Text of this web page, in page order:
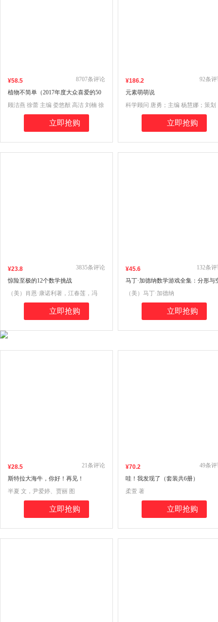
¥58.5
植物不简单（2017年度大众喜爱的50
种图书奖）
8707条评论
顾洁燕 徐蕾 主编 娄悠猷 高洁 刘楠 徐
缘婧 文字
立即抢购
¥186.2
元素萌萌说
92条
科学顾问 唐勇；主编 杨慧娜；策划
王昊阳 罗瑞敏 林芙蓉；编绘 索石文
立即抢购
¥23.8
惊险至极的12个数学挑战
3835条评论
（美）肖恩·康诺利著，江春莲，冯
琳，鲁磊译
立即抢购
¥45.6
马丁·加德纳数学游戏全集：分形与
当接龙
132条
（美）马丁·加德纳
立即抢购
¥28.5
斯特拉大海牛，你好！再见！
21条评论
半夏 文，尹爱婷、贾丽 图
立即抢购
¥70.2
哇！我发现了（套装共6册）
49条
柔萱 著
立即抢购